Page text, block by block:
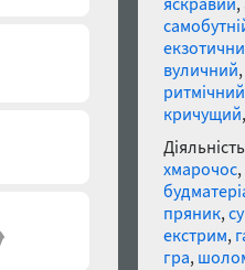
вуличний,
ритмічний
кричущий
хмарочос,
пряник,
екстрим,
гра,